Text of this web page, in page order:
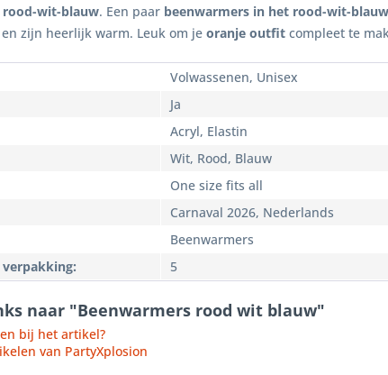
rood-wit-blauw. Een paar beenwarmers in het rood-wit-blauw
zijn heerlijk warm. Leuk om je oranje outfit compleet te
Volwassenen, Unisex
Ja
Acryl, Elastin
Wit, Rood, Blauw
One size fits all
Carnaval 2026, Nederlands
Beenwarmers
5
naar "Beenwarmers rood wit blauw"
bij het artikel?
van PartyXplosion